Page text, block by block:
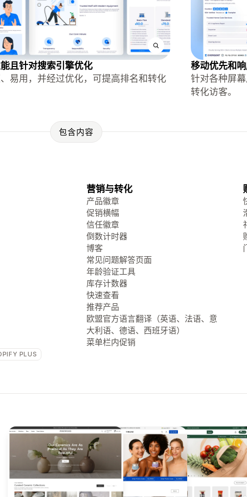
且针对搜索引擎优化
易用，并经过优化，可提高排名和转化
移动优先和
针对各种屏
转化访客。
包含内容
PLUS
营销与转化
产品徽章
促销横幅
信任徽章
倒数计时器
博客
常见问题解答页面
年龄验证工具
库存计数器
快速查看
推荐产品
欧盟官方语言翻译（英语、法语、意
大利语、德语、西班牙语）
菜单栏内促销